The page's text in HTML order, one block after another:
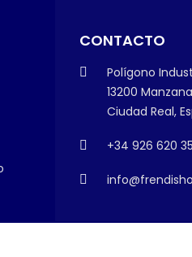
CONTACTO
Polígono
13200
Ciudad Real,
+34 926 620